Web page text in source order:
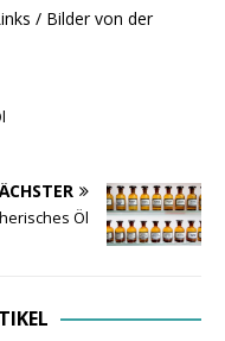
/ Bilder von der
Öl